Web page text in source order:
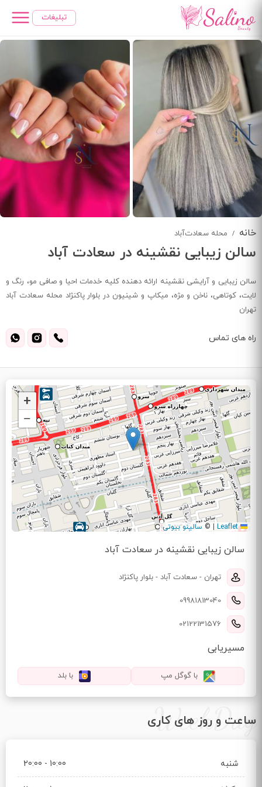
به
محتوای
اصلی
تبلیغات
خانه محله سعادت‌آباد
سالن زیبایی نقشینه در سعادت آباد
سالن زیبایی و آرایشی نقشینه ارائه دهنده کلیه خدمات احیا و صافی مو، رنگ و
لایت، کوتاهی، ناخن و مژه، میکاپ و شینیون در بلوار پاکنژاد محله سعادت آباد
تهران
راه های تماس
+
−
Leaflet
© سالینو بیوتی
سالن زیبایی نقشینه در سعادت آباد
تهران - سعادت آباد - بلوار پاکنژاد
09981813040
02122131576
مسیریابی
با گوگل مپ با بلد
WeekDay
ساعت و روز های کاری
شنبه 10:00 - 20:00